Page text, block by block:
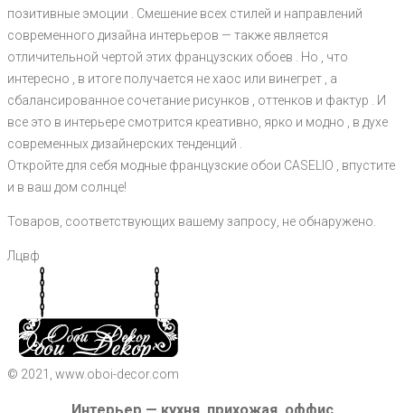
позитивные эмоции . Смешение всех стилей и направлений
современного дизайна интерьеров — также является
отличительной чертой этих французских обоев . Но , что
интересно , в итоге получается не хаос или винегрет , а
сбалансированное сочетание рисунков , оттенков и фактур . И
все это в интерьере смотрится креативно, ярко и модно , в духе
современных дизайнерских тенденций .
Откройте для себя модные французские обои CASELIO , впустите
и в ваш дом солнце!
Товаров, соответствующих вашему запросу, не обнаружено.
Лцвф
© 2021, www.oboi-decor.com